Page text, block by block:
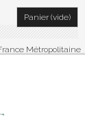
Panier (vide)
Métropolitaine